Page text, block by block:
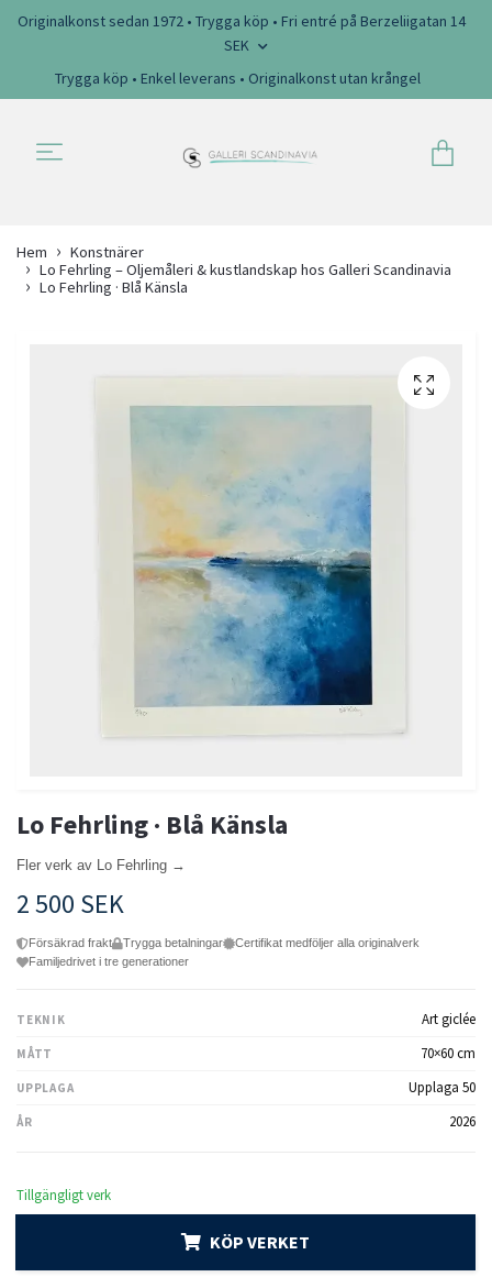
Originalkonst sedan 1972 • Trygga köp • Fri entré på Berzeliigatan 14
SEK
Trygga köp • Enkel leverans • Originalkonst utan krångel
Hem
Konstnärer
Lo Fehrling – Oljemåleri & kustlandskap hos Galleri Scandinavia
Lo Fehrling · Blå Känsla
Lo Fehrling · Blå Känsla
Fler verk av Lo Fehrling →
2 500 SEK
Försäkrad frakt Trygga betalningar
Certifikat medföljer alla originalverk
Familjedrivet i tre generationer
TEKNIK Art giclée
MÅTT 70×60 cm
UPPLAGA Upplaga 50
ÅR 2026
Tillgängligt verk
KÖP VERKET